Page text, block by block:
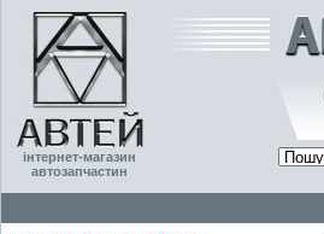
інтернет-магазин
автозапчастин